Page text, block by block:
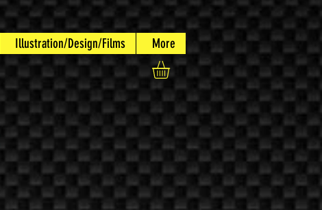
Illustration/Design/Films More